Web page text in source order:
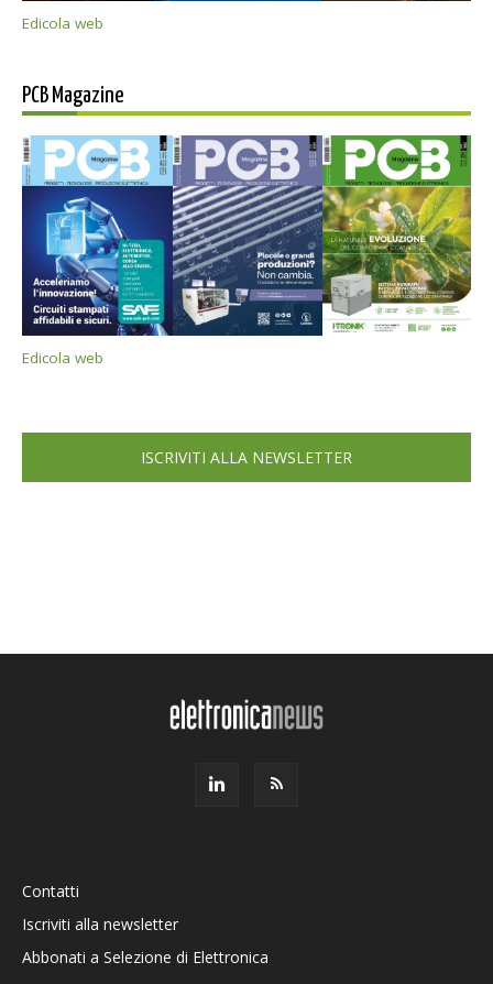
Edicola web
PCB Magazine
Edicola web
ISCRIVITI ALLA NEWSLETTER
Contatti
Iscriviti alla newsletter
Abbonati a Selezione di Elettronica